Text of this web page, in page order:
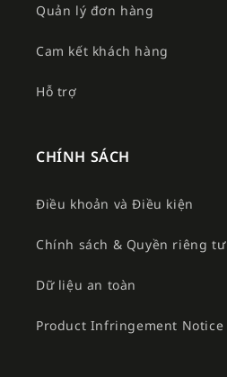
Quản lý đơn hàng
Cam kết khách hàng
Hỗ trợ
CHÍNH SÁCH
Điều khoản và Điều kiện
Chính sách & Quyền riêng tư
Dữ liệu an toàn
Product Infringement Notice